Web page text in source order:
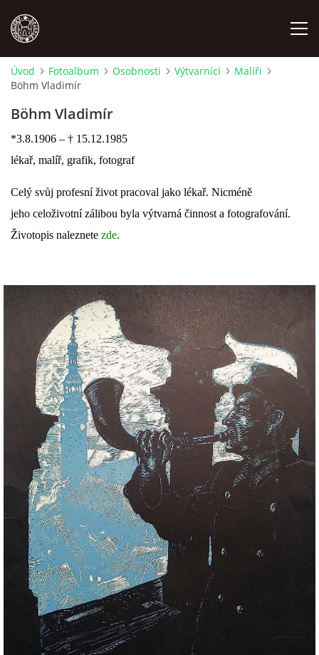
MÍSTOPIS
OSTATNÍ
DŮL NA SLÍDU (NA KOLE)
Kontakt:
tel. 773 916 275
info@domdej.cz
--------------------------------------------------------------
Tento projekt je realizován za finanční podpory
města Domažlice.
© 2026 eStránky.cz |Aktualizováno: 17. 7. 2026
Úvod Fotoalbum Osobnosti Výtvarníci
Malíři
Böhm Vladimír
Böhm Vladimír
*3.8.1906 – † 15.12.1985
lékař, malíř, grafik, fotograf
Celý svůj profesní život pracoval jako lékař. Nicméně
jeho celoživotní zálibou byla výtvarná činnost a fotografování.
Životopis naleznete zde.